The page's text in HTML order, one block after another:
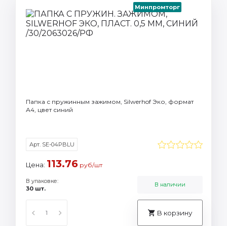
Минпромторг
Папка с пружинным зажимом, Silwerhof Эко, формат
А4, цвет синий
Арт. SE-04PBLU
Цена: 113.76 руб/шт
В упаковке:
30 шт.
В наличии
В корзину